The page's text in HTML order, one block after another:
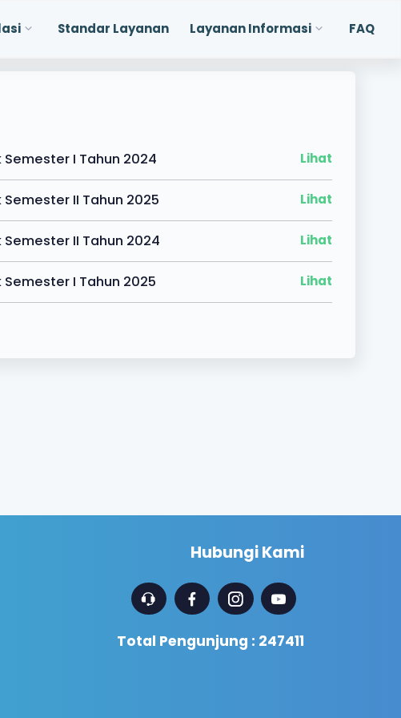
Standar Layanan Layanan Informasi FAQ
I Tahun 2024 Lihat
II Tahun 2025 Lihat
II Tahun 2024 Lihat
I Tahun 2025 Lihat
Hubungi Kami
Total Pengunjung : 247411